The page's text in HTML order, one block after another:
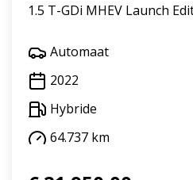
1.5 T-GDi MHEV Launch
Automaat
2022
Hybride
64.737 km